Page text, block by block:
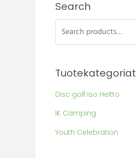
Search
S
e
c
f
o
r
Tuotekategoriat
Disc golf Iso Heitto
IK Camping
Youth Celebration